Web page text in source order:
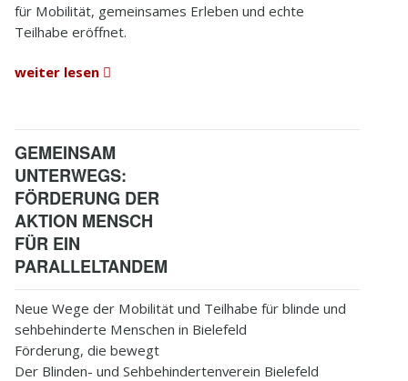
für Mobilität, gemeinsames Erleben und echte
Teilhabe eröffnet.
weiter lesen
GEMEINSAM
UNTERWEGS:
FÖRDERUNG DER
AKTION MENSCH
FÜR EIN
PARALLELTANDEM
Neue Wege der Mobilität und Teilhabe für blinde und
sehbehinderte Menschen in Bielefeld
Förderung, die bewegt
Der Blinden- und Sehbehindertenverein Bielefeld